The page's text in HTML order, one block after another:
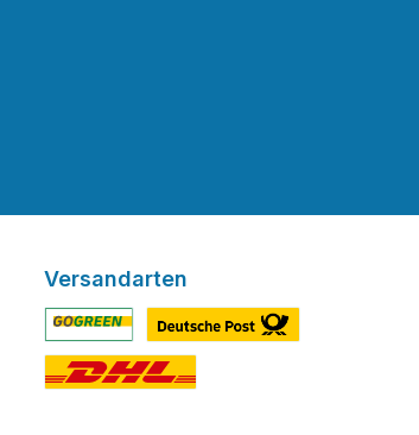
Versandarten
Benutzerdefiniertes Bild 1
Benutzerdefiniertes Bild 2